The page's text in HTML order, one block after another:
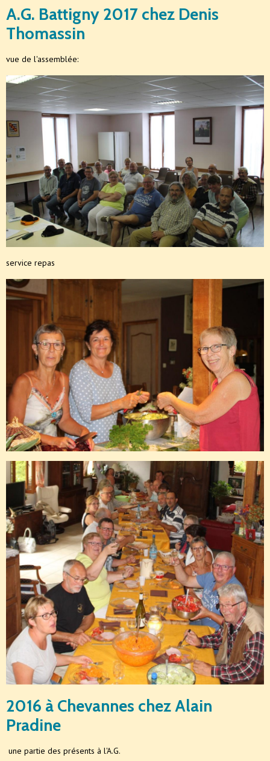
A.G. Battigny 2017 chez Denis
Thomassin
vue de l'assemblée:
service repas
2016 à Chevannes chez Alain
Pradine
une partie des présents à l'A.G.